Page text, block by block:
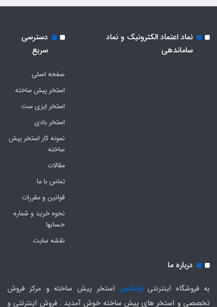
نماد اعتماد الکترونیک و نماد
ساماندهی
دسترسی
سریع
صفحه اصلی
استخر پیش ساخته
استخر ایزی ست
استخر بادی
نمونه کار استخر پیش
ساخته
مقالات
تماس با ما
قوانین و مقررات
نحوه خرید و شماره
حسابها
نقشه سایت
درباره ما
به فروشگاه اینترنتیاینتکس استخر پیش ساخته و مرکز فروش
تخصصی و استخر های پیش ساخته خوش آمدید . فروش اینترنتی و